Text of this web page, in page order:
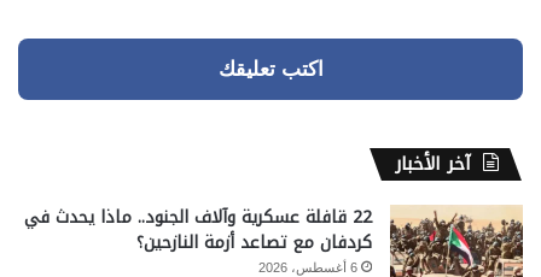
اكتب تعليقك
آخر الأخبار
22 قافلة عسكرية وآلاف الجنود.. ماذا يحدث في
كردفان مع تصاعد أزمة النازحين؟
6 أغسطس، 2026